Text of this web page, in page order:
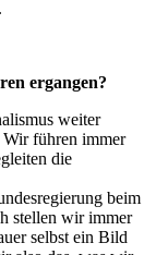
ergangen?
weiter
Wir führen immer
die
beim
stellen wir immer
selbst ein Bild